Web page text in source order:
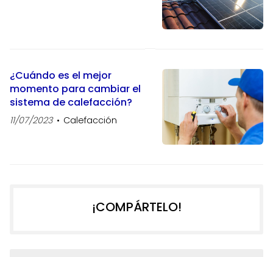
¿Cuándo es el mejor
momento para cambiar el
sistema de calefacción?
11/07/2023 Calefacción
¡COMPÁRTELO!